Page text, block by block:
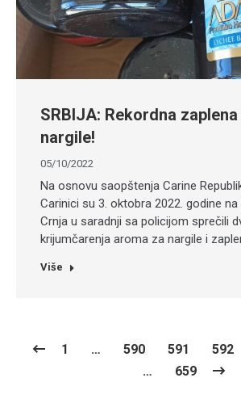
SRBIJA: Rekordna
nargile!
05/10/2022
Na osnovu saopštenja Carine
Carinici su 3. oktobra 2022. godine
Crnja u saradnji sa policijom sprečili
krijumčarenja aroma za nargile i
Više
1 … 590 591 592
…
659